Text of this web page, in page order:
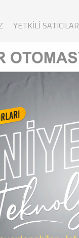
YETKILI SATICILAR